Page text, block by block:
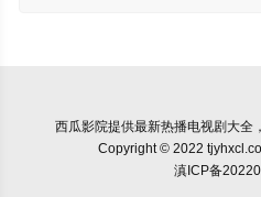
西瓜影院提供最新热播电视剧大全
Copyright © 2022
滇ICP备